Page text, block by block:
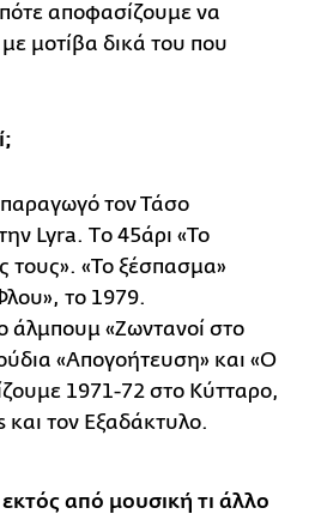
αποφασίζουμε να
μοτίβα δικά του που
τον Τάσο
Lyra. Τo 45άρι «Το
«Το ξέσπασμα»
το 1979.
άλμπουμ «Ζωντανοί στο
«Απογοήτευση» και «Ο
1971-72 στο Κύτταρο,
και τον Εξαδάκτυλο.
από μουσική τι άλλο